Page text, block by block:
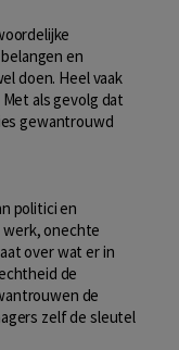
en
doen. Heel vaak
als gevolg dat
gewantrouwd
politici en
onechte
over wat er in
de
de
zelf de sleutel